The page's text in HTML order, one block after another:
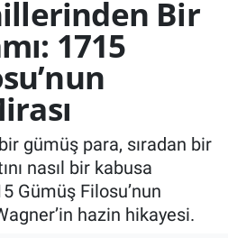
Bir
1715
gümüş para, sıradan bir
nasıl bir kabusa
Gümüş Filosu’nun
hazin hikayesi.